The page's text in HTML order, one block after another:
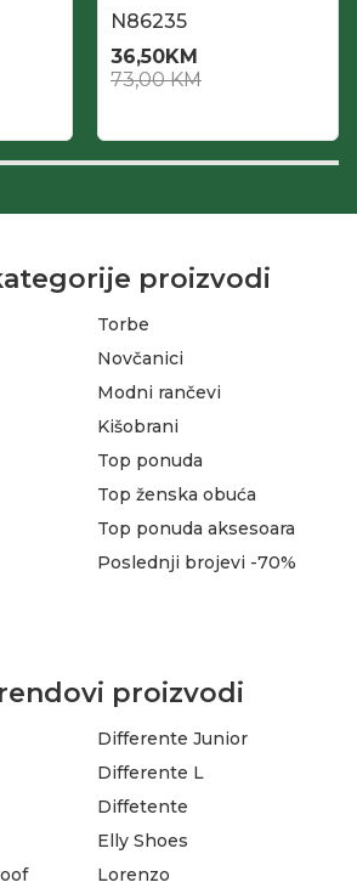
N86235
36,50KM
73,00KM
proizvodi
Torbe
Novčanici
Modni rančevi
Kišobrani
Top ponuda
Top ženska obuća
Top ponuda aksesoara
Poslednji brojevi -70%
proizvodi
Differente Junior
Differente L
Diffetente
Elly Shoes
Lorenzo